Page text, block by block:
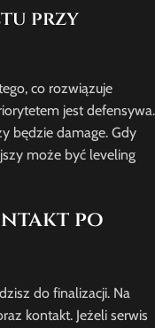
przy
co rozwiązuje
jest defensywa.
będzie damage. Gdy
może być leveling
po
do finalizacji. Na
kontakt. Jeżeli serwis